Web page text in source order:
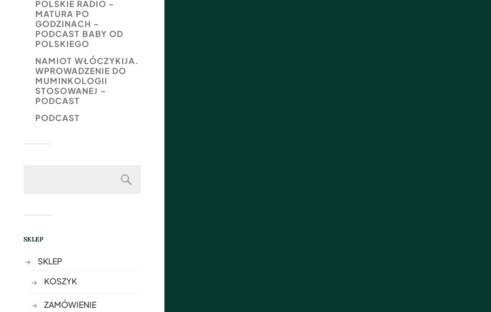
POLSKIE RADIO –
MATURA PO
GODZINACH –
PODCAST BABY OD
POLSKIEGO
NAMIOT WŁÓCZYKIJA.
WPROWADZENIE DO
MUMINKOLOGII
STOSOWANEJ –
PODCAST
PODCAST
SKLEP
SKLEP
KOSZYK
ZAMÓWIENIE